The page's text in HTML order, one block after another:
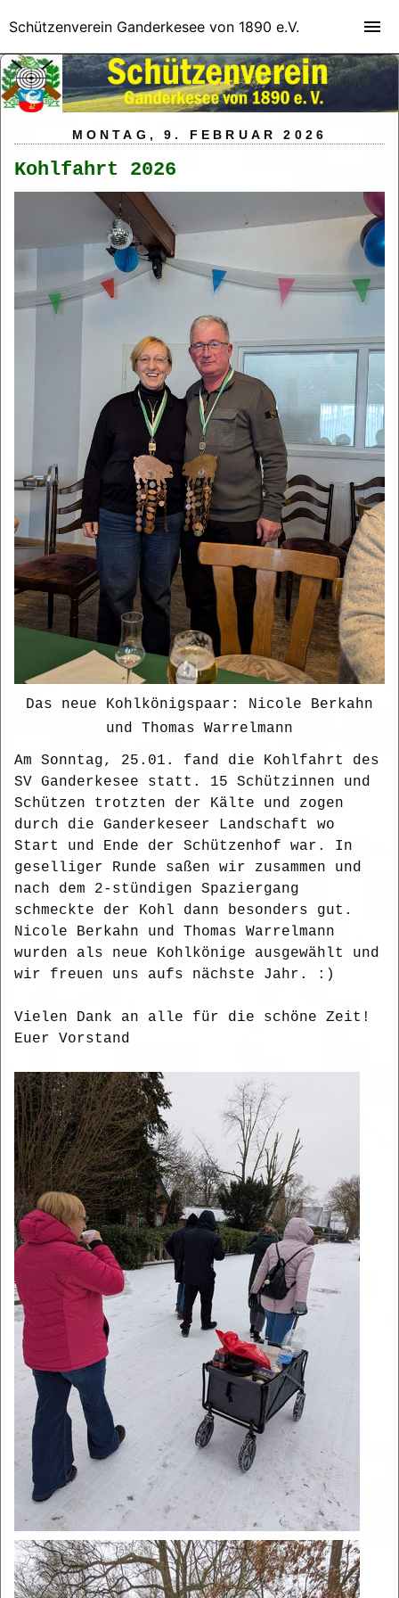
MONTAG, 9. FEBRUAR 2026
Kohlfahrt 2026
Das neue Kohlkönigspaar: Nicole Berkahn
und Thomas Warrelmann
Am Sonntag, 25.01. fand die Kohlfahrt des
SV Ganderkesee statt. 15 Schützinnen und
Schützen trotzten der Kälte und zogen
durch die Ganderkeseer Landschaft wo
Start und Ende der Schützenhof war. In
geselliger Runde saßen wir zusammen und
nach dem 2-stündigen Spaziergang
schmeckte der Kohl dann besonders gut.
Nicole Berkahn und Thomas Warrelmann
wurden als neue Kohlkönige ausgewählt und
wir freuen uns aufs nächste Jahr. :)
Vielen Dank an alle für die schöne Zeit!
Euer Vorstand
Schützenverein Ganderkesee von 1890 e.V.